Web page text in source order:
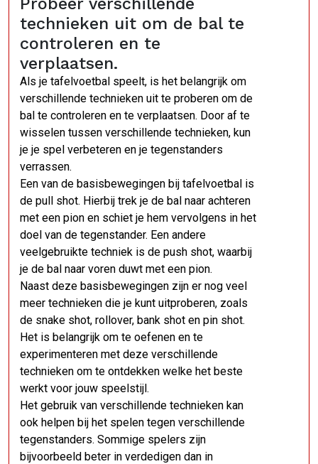
technieken uit om de bal te
controleren en te
verplaatsen.
Als je tafelvoetbal speelt, is het belangrijk om
verschillende technieken uit te proberen om de
bal te controleren en te verplaatsen. Door af te
wisselen tussen verschillende technieken, kun
je je spel verbeteren en je tegenstanders
verrassen.
Een van de basisbewegingen bij tafelvoetbal is
de pull shot. Hierbij trek je de bal naar achteren
met een pion en schiet je hem vervolgens in het
doel van de tegenstander. Een andere
veelgebruikte techniek is de push shot, waarbij
je de bal naar voren duwt met een pion.
Naast deze basisbewegingen zijn er nog veel
meer technieken die je kunt uitproberen, zoals
de snake shot, rollover, bank shot en pin shot.
Het is belangrijk om te oefenen en te
experimenteren met deze verschillende
technieken om te ontdekken welke het beste
werkt voor jouw speelstijl.
Het gebruik van verschillende technieken kan
ook helpen bij het spelen tegen verschillende
tegenstanders. Sommige spelers zijn
bijvoorbeeld beter in verdedigen dan in